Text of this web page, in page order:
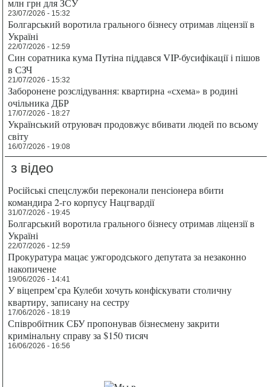
23/07/2026 - 15:32
Болгарський воротила грального бізнесу отримав ліцензії в
Україні
22/07/2026 - 12:59
Син соратника кума Путіна піддався VIP-бусифікації і пішов
в СЗЧ
21/07/2026 - 15:32
Заборонене розслідування: квартирна «схема» в родині
очільника ДБР
17/07/2026 - 18:27
Український отруювач продовжує вбивати людей по всьому
світу
16/07/2026 - 19:08
з відео
Російські спецслужби переконали пенсіонера вбити
командира 2-го корпусу Нацгвардії
31/07/2026 - 19:45
Болгарський воротила грального бізнесу отримав ліцензії в
Україні
22/07/2026 - 12:59
Прокуратура мацає ужгородського депутата за незаконно
накопичене
19/06/2026 - 14:41
У віцепрем’єра Кулеби хочуть конфіскувати столичну
квартиру, записану на сестру
17/06/2026 - 18:19
Співробітник СБУ пропонував бізнесмену закрити
кримінальну справу за $150 тисяч
16/06/2026 - 16:56